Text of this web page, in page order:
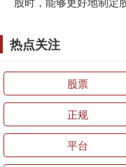
热点关注
股票
正规
平台